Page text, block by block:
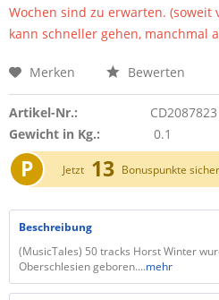
Wochen sind zu erwarten.
kann schneller gehen, manchmal
Merken Bewerten
Artikel-Nr.:
CD2087823
Gewicht in Kg.:
0.1
P Jetzt 13 Bonuspunkte
Beschreibung
(MusicTales) 50 tracks Horst Winter
Oberschlesien geboren....mehr